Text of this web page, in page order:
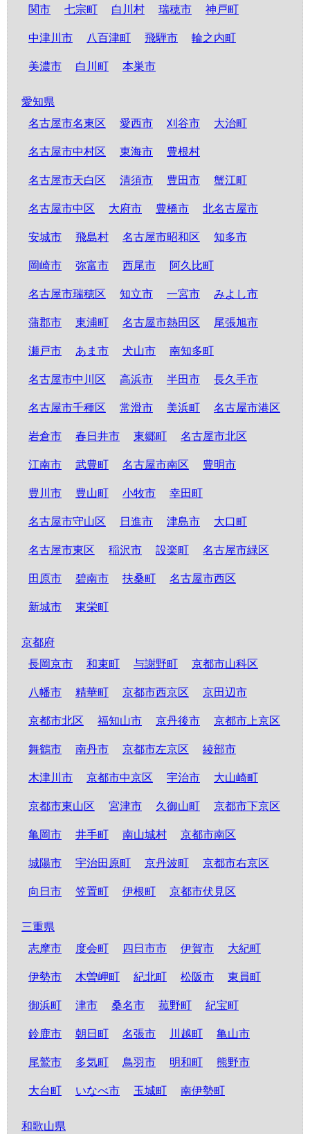
関市 七宗町 白川村 瑞穂市 神戸町
中津川市 八百津町 飛騨市 輪之内町
美濃市 白川町 本巣市
愛知県
名古屋市名東区
愛西市 刈谷市 大治町
名古屋市中村区 東海市 豊根村
名古屋市天白区 清須市 豊田市 蟹江町
名古屋市中区 大府市 豊橋市 北名古屋市
安城市 飛島村 名古屋市昭和区 知多市
岡崎市 弥富市 西尾市 阿久比町
名古屋市瑞穂区 知立市 一宮市 みよし市
蒲郡市 東浦町 名古屋市熱田区 尾張旭市
瀬戸市 あま市 犬山市 南知多町
名古屋市中川区 高浜市 半田市 長久手市
名古屋市千種区 常滑市 美浜町 名古屋市港区
岩倉市 春日井市 東郷町 名古屋市北区
江南市 武豊町 名古屋市南区 豊明市
豊川市 豊山町 小牧市 幸田町
名古屋市守山区 日進市 津島市 大口町
名古屋市東区 稲沢市 設楽町 名古屋市緑区
田原市 碧南市 扶桑町 名古屋市西区
新城市 東栄町
京都府
長岡京市
和束町 与謝野町 京都市山科区
八幡市 精華町 京都市西京区 京田辺市
京都市北区 福知山市 京丹後市 京都市上京区
舞鶴市 南丹市 京都市左京区 綾部市
木津川市 京都市中京区 宇治市 大山崎町
京都市東山区 宮津市 久御山町 京都市下京区
亀岡市 井手町 南山城村 京都市南区
城陽市 宇治田原町 京丹波町 京都市右京区
向日市 笠置町 伊根町 京都市伏見区
三重県
志摩市
度会町 四日市市 伊賀市 大紀町
伊勢市 木曽岬町 紀北町 松阪市 東員町
御浜町 津市 桑名市 菰野町 紀宝町
鈴鹿市 朝日町 名張市 川越町 亀山市
尾鷲市 多気町 鳥羽市 明和町 熊野市
大台町 いなべ市 玉城町 南伊勢町
和歌山県